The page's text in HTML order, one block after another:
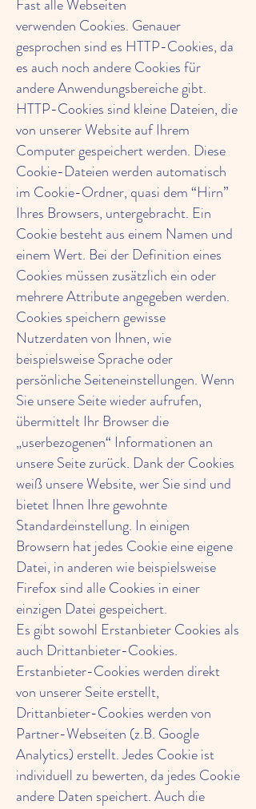
Fast alle Webseiten
verwenden Cookies. Genauer
gesprochen sind es HTTP-Cookies, da
es auch noch andere Cookies für
andere Anwendungsbereiche gibt.
HTTP-Cookies sind kleine Dateien, die
von unserer Website auf Ihrem
Computer gespeichert werden. Diese
Cookie-Dateien werden automatisch
im Cookie-Ordner, quasi dem “Hirn”
Ihres Browsers, untergebracht. Ein
Cookie besteht aus einem Namen und
einem Wert. Bei der Definition eines
Cookies müssen zusätzlich ein oder
mehrere Attribute angegeben werden.
Cookies speichern gewisse
Nutzerdaten von Ihnen, wie
beispielsweise Sprache oder
persönliche Seiteneinstellungen. Wenn
Sie unsere Seite wieder aufrufen,
übermittelt Ihr Browser die
„userbezogenen“ Informationen an
unsere Seite zurück. Dank der Cookies
weiß unsere Website, wer Sie sind und
bietet Ihnen Ihre gewohnte
Standardeinstellung. In einigen
Browsern hat jedes Cookie eine eigene
Datei, in anderen wie beispielsweise
Firefox sind alle Cookies in einer
einzigen Datei gespeichert.
Es gibt sowohl Erstanbieter Cookies als
auch Drittanbieter-Cookies.
Erstanbieter-Cookies werden direkt
von unserer Seite erstellt,
Drittanbieter-Cookies werden von
Partner-Webseiten (z.B. Google
Analytics) erstellt. Jedes Cookie ist
individuell zu bewerten, da jedes Cookie
andere Daten speichert. Auch die